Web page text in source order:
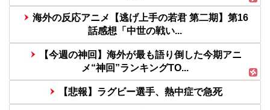
海外の反応アニメ【逃げ上手の若君 第二期】第16
話感想「中世の戦い...
【今週の神回】海外が最も語り倒した今期アニ
メ“神回”ランキングTO...
【悲報】ラグビー選手、熱中症で急死